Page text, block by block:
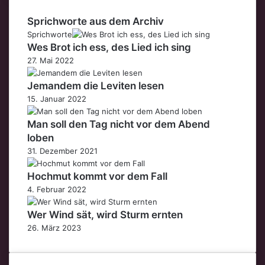
Sprichworte aus dem Archiv
Sprichworte
Wes Brot ich ess, des Lied ich sing
27. Mai 2022
Jemandem die Leviten lesen
15. Januar 2022
Man soll den Tag nicht vor dem Abend
loben
31. Dezember 2021
Hochmut kommt vor dem Fall
4. Februar 2022
Wer Wind sät, wird Sturm ernten
26. März 2023